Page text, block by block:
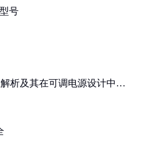
号
析及其在可调电源设计中的